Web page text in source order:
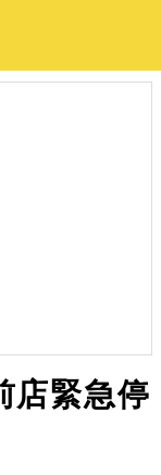
店緊急停